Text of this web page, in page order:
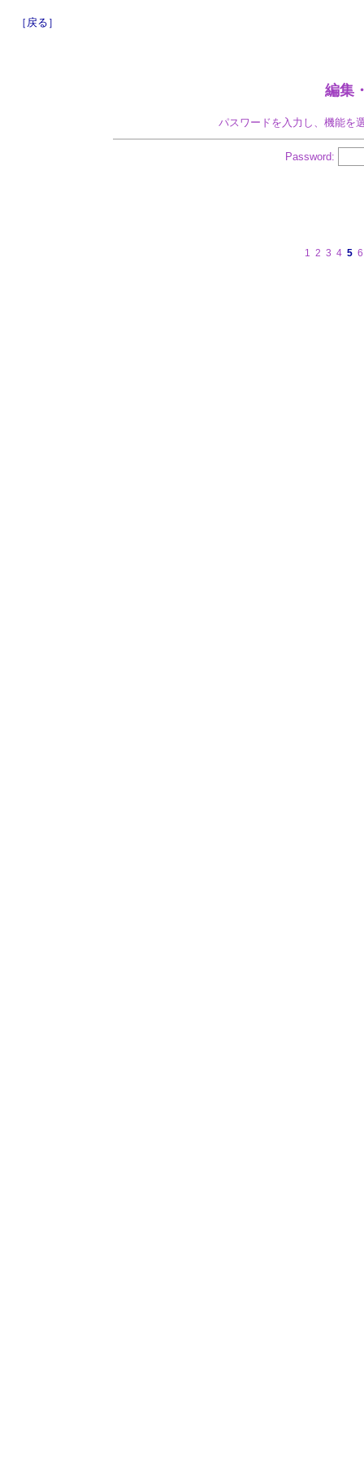
［戻る］
編集
パスワードを入力し、機能を
Password:
1 2 3 4 5 6